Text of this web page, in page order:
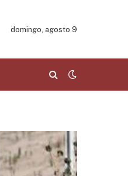
domingo, agosto 9